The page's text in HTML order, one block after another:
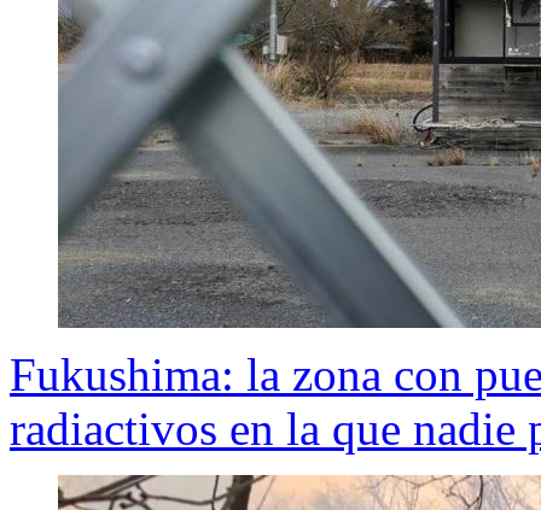
Fukushima: la zona con
radiactivos en la que nadie